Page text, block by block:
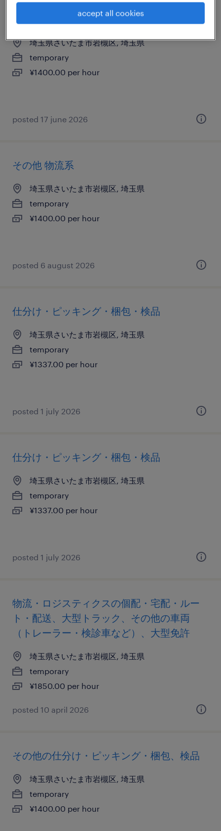
その他の仕分け・ピッキング・梱包、検品
埼玉県さいたま市岩槻区, 埼玉県
temporary
¥1400.00 per hour
posted 17 june 2026
その他 物流系
埼玉県さいたま市岩槻区, 埼玉県
temporary
¥1400.00 per hour
posted 6 august 2026
仕分け・ピッキング・梱包・検品
埼玉県さいたま市岩槻区, 埼玉県
temporary
¥1337.00 per hour
posted 1 july 2026
仕分け・ピッキング・梱包・検品
埼玉県さいたま市岩槻区, 埼玉県
temporary
¥1337.00 per hour
posted 1 july 2026
物流・ロジスティクスの個配・宅配・ルー
ト・配送、大型トラック、その他の車両
（トレーラー・検診車など）、大型免許
埼玉県さいたま市岩槻区, 埼玉県
temporary
¥1850.00 per hour
posted 10 april 2026
その他の仕分け・ピッキング・梱包、検品
埼玉県さいたま市岩槻区, 埼玉県
temporary
¥1400.00 per hour
accept all cookies